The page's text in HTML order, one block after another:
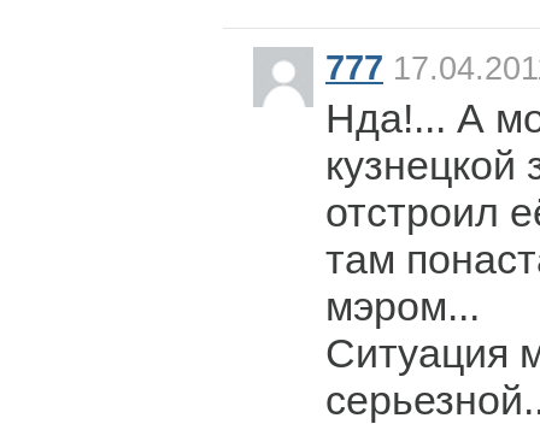
777
Нда!... А
кузнецкой
отстроил
там
мэром...
Ситуация